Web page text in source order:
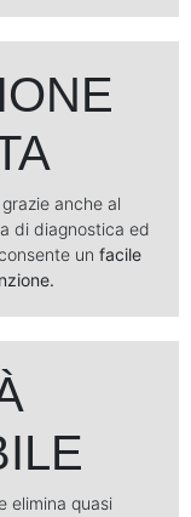
grazie anche al
di diagnostica ed
un facile
elimina quasi